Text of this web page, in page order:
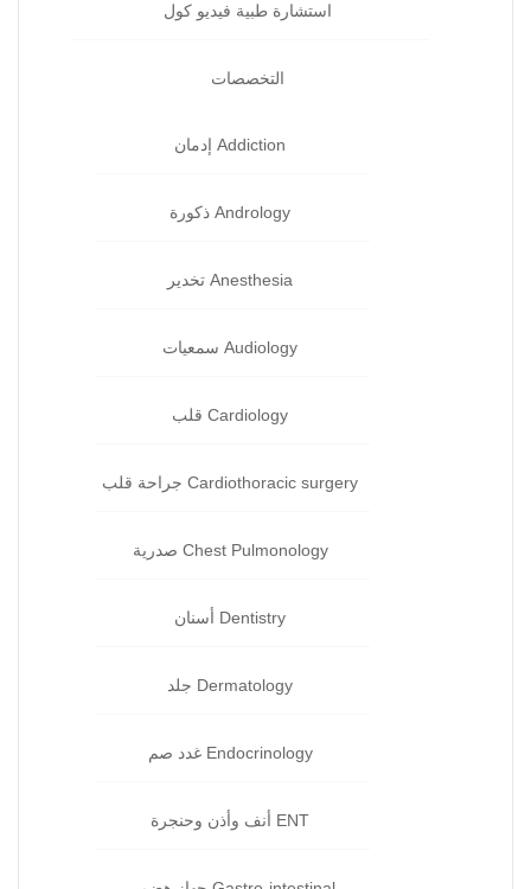
استشارة طبية فيديو كول
التخصصات
Addiction إدمان‏
Andrology ذكورة‏
Anesthesia تخدير‏
Audiology سمعيات
Cardiology قلب‏
Cardiothoracic surgery جراحة قلب
Chest Pulmonology صدرية
Dentistry أسنان‏
Dermatology جلد‏
Endocrinology غدد صم‏
ENT أنف وأذن وحنجرة‏